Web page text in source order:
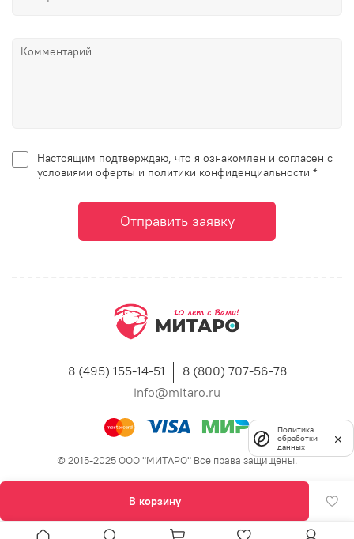
В корзину
Настоящим подтверждаю, что я ознакомлен и согласен с
условиями оферты и политики конфиденциальности *
Отправить заявку
8 (495) 155-14-51
8 (800) 707-56-78
info@mitaro.ru
© 2015-2025 ООО "МИТАРО" Все права защищены.
Политика
обработки
данных